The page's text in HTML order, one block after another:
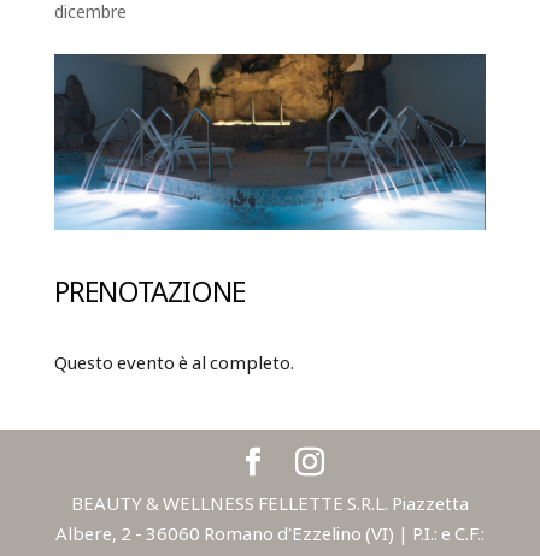
dicembre
PRENOTAZIONE
Questo evento è al completo.
BEAUTY & WELLNESS FELLETTE S.R.L. Piazzetta
Albere, 2 - 36060 Romano d'Ezzelino (VI) | P.I.: e C.F.: